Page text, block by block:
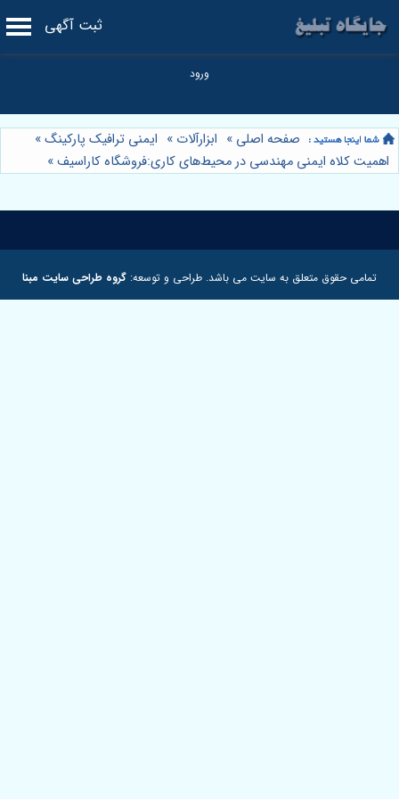
ثبت آگهی
صفحه اصلی » ابزارآلات » ایمنی ترافیک پارکینگ»
اهمیت کلاه ایمنی مهندسی در محیط‌های کاری:فروشگاه کاراسیف»
تمامی حقوق متعلق به سایت می باشد. طراحی و توسعه: گروه طراحی سایت مبنا